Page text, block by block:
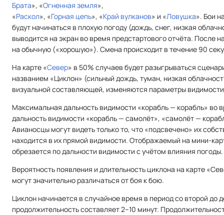
Брата», «Огненная земля»,
«Раскол», «Горная цепь», «Край вулканов» и «Ловушка». Бои
будут начинаться в плохую погоду (дождь, снег, низкая
выводится на экран во время предстартового отчёта. После
на обычную («хорошую»). Смена происходит в течение 90
На карте «Север» в 50% случаев будет разыгрываться
названием «Циклон» (сильный дождь, туман, низкая
визуальной составляющей, изменяются параметры
Максимальная дальность видимости «корабль — корабль» во
дальность видимости «корабль — самолёт», «самолёт —
Авианосцы могут видеть только то, что «подсвечено» их
находится в их прямой видимости. Отображаемый на мини-
обрезается по дальности видимости с учётом влияния погоды.
Вероятность появления и длительность циклона на карте
могут значительно различаться от боя к бою.
Циклон начинается в случайное время в период со второй до
продолжительность составляет 2–10 минут.